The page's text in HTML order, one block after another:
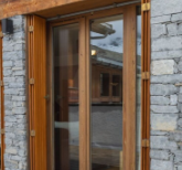
de montagne par